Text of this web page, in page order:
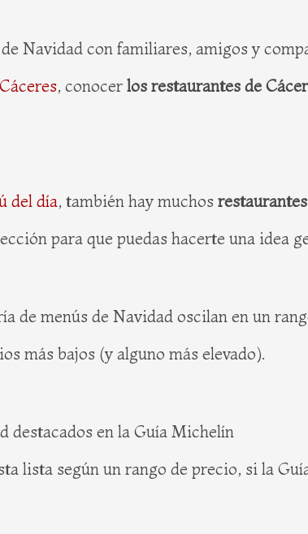
Navidad con familiares, amigos y
, conocer los restaurantes de
del día, también hay muchos
para que puedas hacerte una idea
de menús de Navidad oscilan en un
más bajos (y alguno más elevado).
destacados en la Guía Michelín
lista según un rango de precio, si la